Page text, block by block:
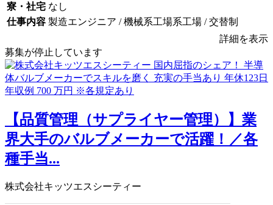
寮・社宅 なし
仕事内容 製造エンジニア / 機械系工場系工場 / 交替制
詳細を表示
募集が停止しています
【品質管理（サプライヤー管理）】業
界大手のバルブメーカーで活躍！／各
種手当...
株式会社キッツエスシーティー